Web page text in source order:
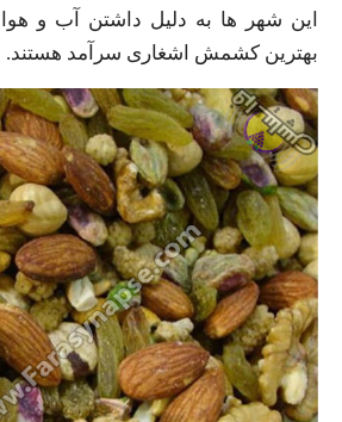
این شهر ها به دلیل داشتن آب و
بهترین کشمش اشغاری سرآمد هستند.